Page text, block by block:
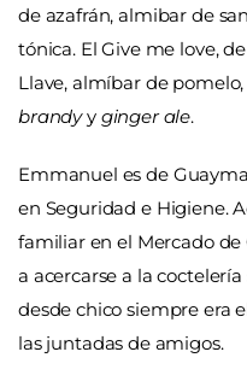
de azafrán, almibar de
tónica. El Give me love,
Llave, almíbar de
brandyy ginger ale.
Emmanuel es de
en Seguridad e Higiene.
familiar en el Mercado
a acercarse a la
desde chico siempre era
las juntadas de amigos.